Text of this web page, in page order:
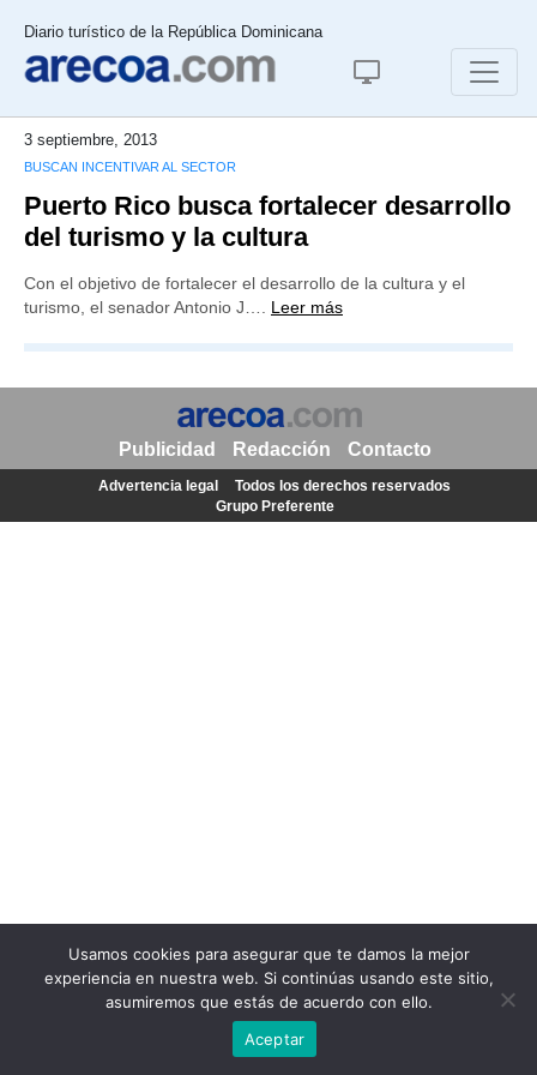
Diario turístico de la República Dominicana
3 septiembre, 2013
BUSCAN INCENTIVAR AL SECTOR
Puerto Rico busca fortalecer desarrollo
del turismo y la cultura
Con el objetivo de fortalecer el desarrollo de la cultura y el
turismo, el senador Antonio J…. Leer más
Usamos cookies para asegurar que te damos la mejor
experiencia en nuestra web. Si continúas usando este sitio,
asumiremos que estás de acuerdo con ello.
Aceptar
Publicidad Redacción Contacto
Advertencia legal
Todos los derechos reservados
Grupo Preferente